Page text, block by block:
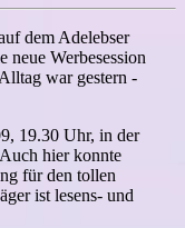
dem Adelebser
Werbesession
war gestern -
19.30 Uhr, in der
hier konnte
für den tollen
ist lesens- und